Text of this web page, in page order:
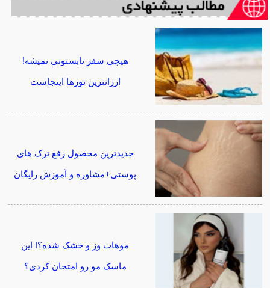
هیچی سفر تابستونی نمیشه!
ارزانترین تورها اینجاست
جدیدترین محصول رفع ترک های
پوستی+مشاوره و آموزش رایگان
موهات وز و خشک شده؟! این
ماسک مو رو امتحان کردی؟